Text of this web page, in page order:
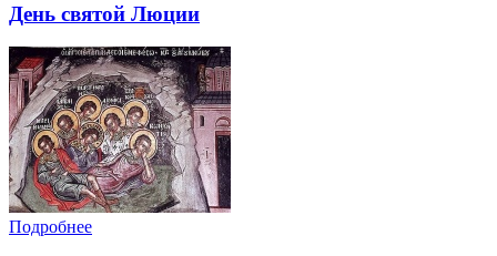
День святой Люции
Подробнее